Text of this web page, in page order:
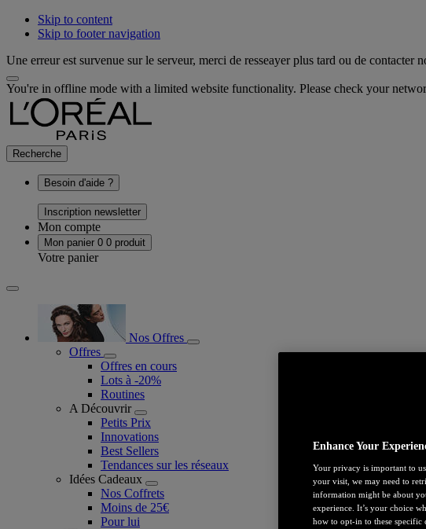
Skip to content
Skip to footer navigation
Une erreur est survenue sur le serveur, merci de resseayer plus tard ou de contacter
You're in offline mode with a limited website functionality. Please check your
Recherche
Besoin d'aide ?
Inscription newsletter
Mon compte
Mon panier 0 0 produit
Votre panier
Nos Offres
Offres
Offres en cours
Lots à -20%
Routines
A Découvrir
Petits Prix
Innovations
Best Sellers
Tendances sur les réseaux
Idées Cadeaux
Nos Coffrets
Moins de 25€
Pour lui
Enhance Your
Your privacy is important to
your visit, we may need to
information might be about
experience. It’s your choice
how to opt-in to these specific